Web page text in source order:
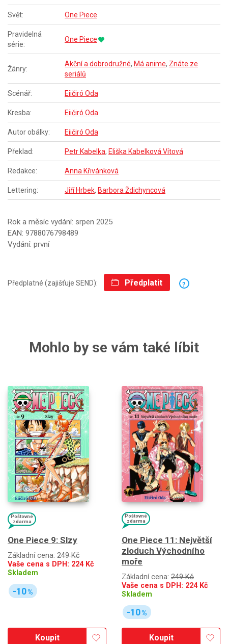
Svět: One Piece
Pravidelná
série:
One Piece
Žánry:
Akční a dobrodružné, Má anime, Znáte ze
seriálů
Scénář: Eiičiró Oda
Kresba: Eiičiró Oda
Autor obálky: Eiičiró Oda
Překlad: Petr Kabelka, Eliška Kabelková Vítová
Redakce: Anna Křivánková
Lettering: Jiří Hrbek, Barbora Ždichyncová
Rok a měsíc vydání: srpen 2025
EAN: 9788076798489
Vydání: první
Předplatné (zajišťuje SEND): Předplatit ?
Mohlo by se vám také líbit
Poštovné
zdarma
One Piece 9: Slzy
Základní cena: 249 Kč
Vaše cena s DPH: 224Kč
Skladem
-10%
Koupit
Poštovné
zdarma
One Piece 11: Největší
zloduch Východního
moře
Základní cena: 249 Kč
Vaše cena s DPH: 224Kč
Skladem
-10%
Koupit